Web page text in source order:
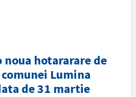
noua hotararare de
Lumina
de 31 martie